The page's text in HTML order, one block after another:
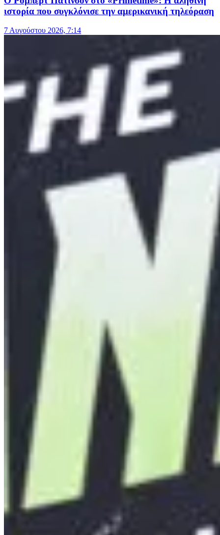
ιστορία που συγκλόνισε την αμερικανική τηλεόραση
7 Αυγούστου 2026, 7:14